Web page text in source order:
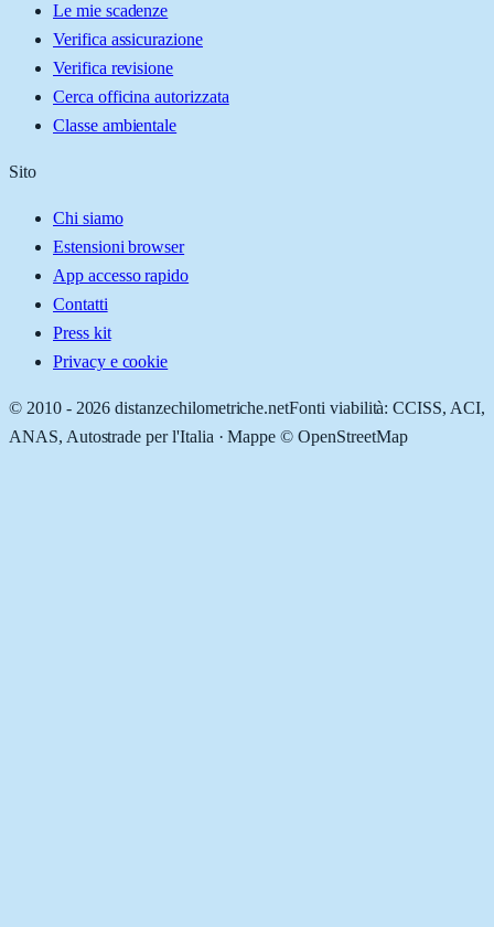
Le mie scadenze
Verifica assicurazione
Verifica revisione
Cerca officina autorizzata
Classe ambientale
Sito
Chi siamo
Estensioni browser
App accesso rapido
Contatti
Press kit
Privacy e cookie
© 2010 - 2026 distanzechilometriche.netFonti viabilità: CCISS, ACI,
ANAS, Autostrade per l'Italia · Mappe © OpenStreetMap